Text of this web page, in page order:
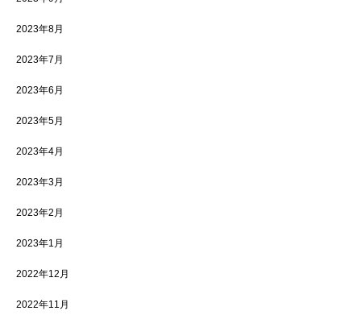
2023年8月
2023年7月
2023年6月
2023年5月
2023年4月
2023年3月
2023年2月
2023年1月
2022年12月
2022年11月